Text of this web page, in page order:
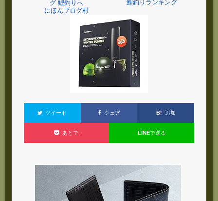
にほんブログ村
鯉釣りランキング
ツイート シェア B! 追加
あとで LINEで送る